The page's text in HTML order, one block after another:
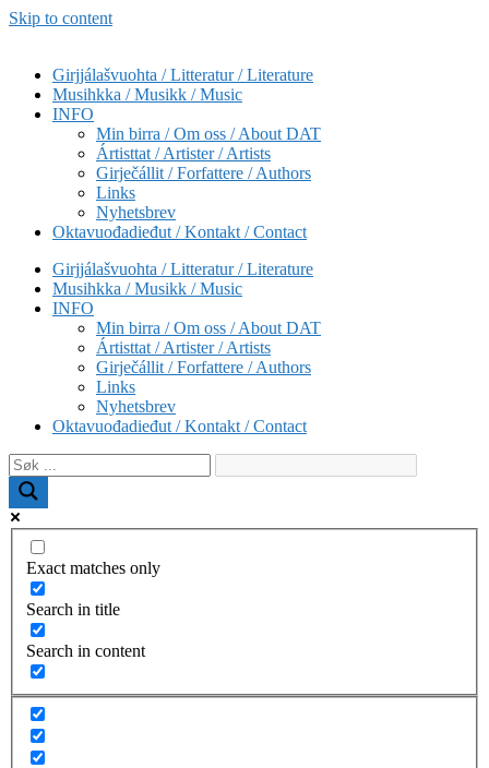
Skip to content
Girjjálašvuohta / Litteratur / Literature
Musihkka / Musikk / Music
INFO
Min birra / Om oss / About DAT
Ártisttat / Artister / Artists
Girječállit / Forfattere / Authors
Links
Nyhetsbrev
Oktavuođadieđut / Kontakt / Contact
Girjjálašvuohta / Litteratur / Literature
Musihkka / Musikk / Music
INFO
Min birra / Om oss / About DAT
Ártisttat / Artister / Artists
Girječállit / Forfattere / Authors
Links
Nyhetsbrev
Oktavuođadieđut / Kontakt / Contact
Exact matches only
Search in title
Search in content